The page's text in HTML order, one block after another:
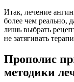
Итак, лечение
более чем реально,
лишь выбрать
не затягивать
Прополис
методики